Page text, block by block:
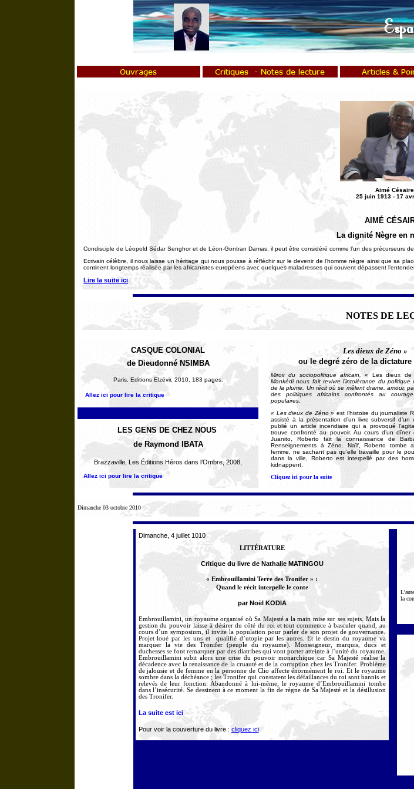
Aimé Césaire
25 juin 1913 - 17
AIMÉ
La dignité Nègre en
Condisciple de Léopold Sédar Senghor et de Léon-Gontran Damas, il peut être considéré comme l’un des précurseurs de
Ecrivain célèbre, il nous laisse un héritage qui nous pousse à réfléchir sur le devenir de l’homme nègre ainsi que sa
continent longtemps réalisée par les africanistes européens avec quelques maladresses qui souvent dépassent
Lire la suite ici
NOTES DE
CASQUE COLONIAL
de Dieudonné NSIMBA
Paris, Editions Elzévir, 2010, 183 pages.
Allez ici pour lire la critique
Les dieux de Zéno »
ou le degré zéro de la dictature
Miroir du sociopolitique africain,« Les dieux de
Mankédi nous fait revivre l’intolérance du politique
de la plume. Un récit où se mêlent drame, amour,
des politiques africains confrontés au
populaires.
« Les dieux de Zéno »est l’histoire du journaliste
assisté à la présentation d’un livre subversif d’un
publié un article incendiaire qui a provoqué
trouve confronté au pouvoir. Au cours d’un dîner
Juanito, Roberto fait la connaissance de
Renseignements à Zéno. Naïf, Roberto tombe
femme, ne sachant pas qu’elle travaille pour le
dans la ville, Roberto est interpellé par des
kidnappent.
Cliquez ici pour la suite
LES GENS DE CHEZ NOUS
de Raymond IBATA
Brazzaville, Les Éditions Héros dans l’Ombre, 2008,
Allez ici pour lire la critique
Dimanche 03 octobre 2010
Dimanche, 4 juillet 1010
LITTÉRATURE
Critique du livre de Nathalie MATINGOU
« Embrouillamini Terre des Tronifer » :
Quand le récit interpelle le conte
par Noël KODIA
Embrouillamini, un royaume organisé où Sa Majesté a la main mise sur ses sujets. Mais la
gestion du pouvoir laisse à désirer du côté du roi et tout commence à basculer quand, au
cours d’un symposium, il invite la population pour parler de son projet de gouvernance.
Projet loué par les uns et qualifié d’utopie par les autres. Et le destin du royaume va
marquer la vie des Tronifer (peuple du royaume). Monseigneur, marquis, ducs et
duchesses se font remarquer par des diatribes qui vont porter atteinte à l’unité du royaume.
Embrouillamini subit alors une crise du pouvoir monarchique car Sa Majesté réalise la
décadence avec la renaissance de la cruauté et de la corruption chez les Tronifer. Problème
de jalousie et de femme en la personne de Clio affecte énormément le roi. Et le royaume
sombre dans la déchéance ; les Tronifer qui constatent les défaillances du roi sont bannis et
relevés de leur fonction. Abandonné à lui-même, le royaume d’Embrouillamini tombe
dans l’insécurité. Se dessinent à ce moment la fin de règne de Sa Majesté et la désillusion
des Tronifer.
La suite est ici
Pour voir la couverture du livre : cliquez ici
la